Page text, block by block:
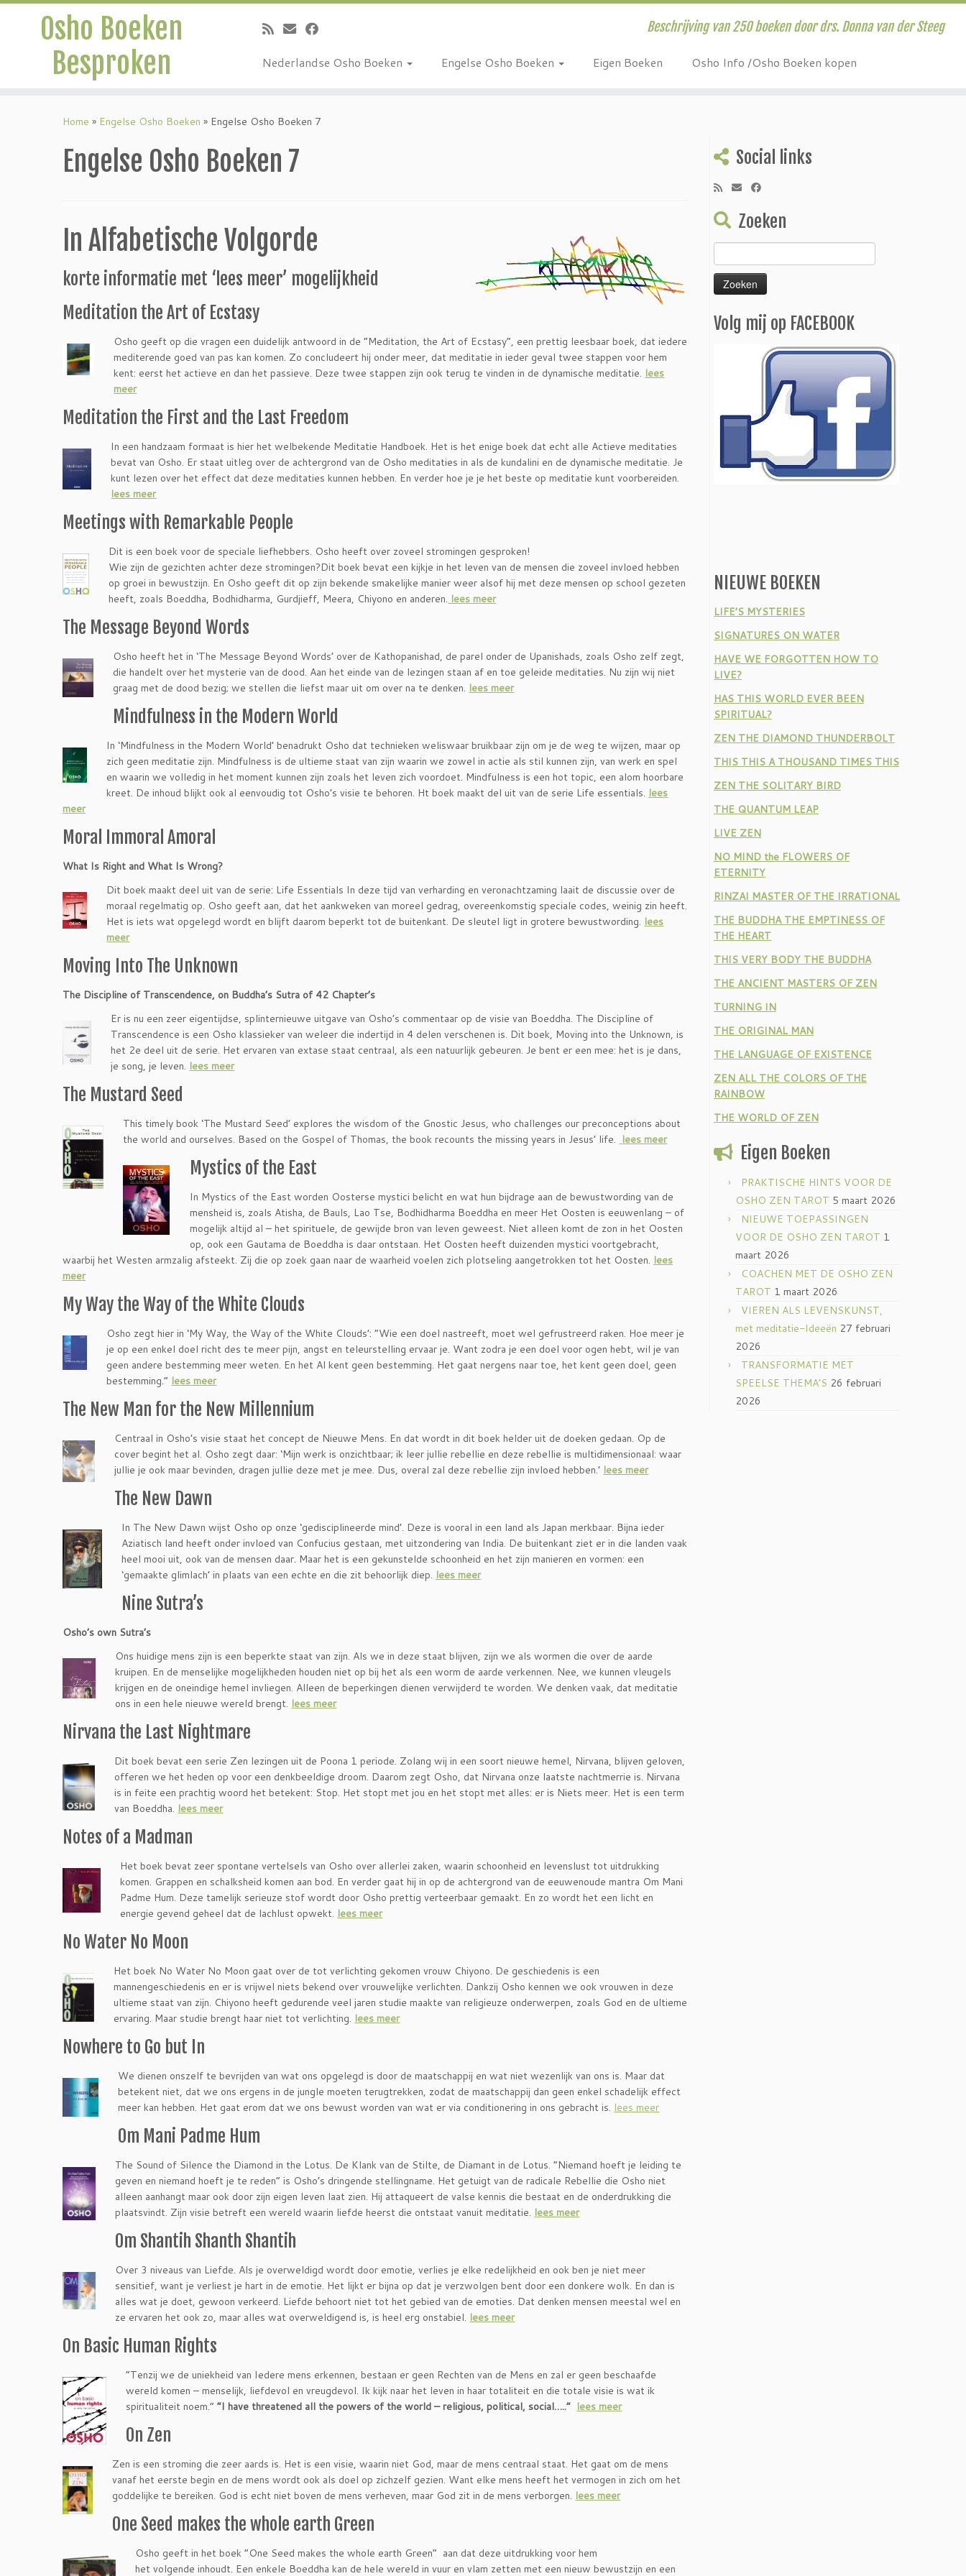
Osho Boeken
Besproken
Beschrijving van 250 boeken door drs. Donna van der Steeg
Nederlandse Osho Boeken Engelse Osho Boeken Eigen Boeken Osho Info /Osho Boeken kopen
Home » Engelse Osho Boeken » Engelse Osho Boeken 7
Engelse Osho Boeken 7
In Alfabetische Volgorde
korte informatie met ‘lees meer’ mogelijkheid
Meditation the Art of Ecstasy
Osho geeft op die vragen een duidelijk antwoord in de “Meditation, the Art of Ecstasy”, een prettig leesbaar boek, dat iedere
mediterende goed van pas kan komen. Zo concludeert hij onder meer, dat meditatie in ieder geval twee stappen voor hem
kent: eerst het actieve en dan het passieve. Deze twee stappen zijn ook terug te vinden in de dynamische meditatie. lees
meer
Meditation the First and the Last Freedom
In een handzaam formaat is hier het welbekende Meditatie Handboek. Het is het enige boek dat echt alle Actieve meditaties
bevat van Osho. Er staat uitleg over de achtergrond van de Osho meditaties in als de kundalini en de dynamische meditatie. Je
kunt lezen over het effect dat deze meditaties kunnen hebben. En verder hoe je je het beste op meditatie kunt voorbereiden.
lees meer
Meetings with Remarkable People
Dit is een boek voor de speciale liefhebbers. Osho heeft over zoveel stromingen gesproken!
Wie zijn de gezichten achter deze stromingen?Dit boek bevat een kijkje in het leven van de mensen die zoveel invloed hebben
op groei in bewustzijn. En Osho geeft dit op zijn bekende smakelijke manier weer alsof hij met deze mensen op school gezeten
heeft, zoals Boeddha, Bodhidharma, Gurdjieff, Meera, Chiyono en anderen. lees meer
The Message Beyond Words
Osho heeft het in ‘The Message Beyond Words’ over de Kathopanishad, de parel onder de Upanishads, zoals Osho zelf zegt,
die handelt over het mysterie van de dood. Aan het einde van de lezingen staan af en toe geleide meditaties. Nu zijn wij niet
graag met de dood bezig; we stellen die liefst maar uit om over na te denken. lees meer
Mindfulness in the Modern World
In ‘Mindfulness in the Modern World’ benadrukt Osho dat technieken weliswaar bruikbaar zijn om je de weg te wijzen, maar op
zich geen meditatie zijn. Mindfulness is de ultieme staat van zijn waarin we zowel in actie als stil kunnen zijn, van werk en spel
en waarin we volledig in het moment kunnen zijn zoals het leven zich voordoet. Mindfulness is een hot topic, een alom hoorbare
kreet. De inhoud blijkt ook al eenvoudig tot Osho’s visie te behoren. Ht boek maakt del uit van de serie Life essentials. lees
meer
Moral Immoral Amoral
What Is Right and What Is Wrong?
Dit boek maakt deel uit van de serie: Life Essentials In deze tijd van verharding en veronachtzaming laait de discussie over de
moraal regelmatig op. Osho geeft aan, dat het aankweken van moreel gedrag, overeenkomstig speciale codes, weinig zin heeft.
Het is iets wat opgelegd wordt en blijft daarom beperkt tot de buitenkant. De sleutel ligt in grotere bewustwording. lees
meer
Moving Into The Unknown
The Discipline of Transcendence, on Buddha’s Sutra of 42 Chapter’s
Er is nu een zeer eigentijdse, splinternieuwe uitgave van Osho’s commentaar op de visie van Boeddha. The Discipline of
Transcendence is een Osho klassieker van weleer die indertijd in 4 delen verschenen is. Dit boek, Moving into the Unknown, is
het 2e deel uit de serie. Het ervaren van extase staat centraal, als een natuurlijk gebeuren. Je bent er een mee: het is je dans,
je song, je leven. lees meer
The Mustard Seed
This timely book ‘The Mustard Seed’ explores the wisdom of the Gnostic Jesus, who challenges our preconceptions about
the world and ourselves. Based on the Gospel of Thomas, the book recounts the missing years in Jesus’ life. lees meer
Mystics of the East
In Mystics of the East worden Oosterse mystici belicht en wat hun bijdrage aan de bewustwording van de
mensheid is, zoals Atisha, de Bauls, Lao Tse, Bodhidharma Boeddha en meer Het Oosten is eeuwenlang – of
mogelijk altijd al – het spirituele, de gewijde bron van leven geweest. Niet alleen komt de zon in het Oosten
op, ook een Gautama de Boeddha is daar ontstaan. Het Oosten heeft duizenden mystici voortgebracht,
waarbij het Westen armzalig afsteekt. Zij die op zoek gaan naar de waarheid voelen zich plotseling aangetrokken tot het Oosten. lees
meer
My Way the Way of the White Clouds
Osho zegt hier in ‘My Way, the Way of the White Clouds’: “Wie een doel nastreeft, moet wel gefrustreerd raken. Hoe meer je
je op een enkel doel richt des te meer pijn, angst en teleurstelling ervaar je. Want zodra je een doel voor ogen hebt, wil je van
geen andere bestemming meer weten. En het Al kent geen bestemming. Het gaat nergens naar toe, het kent geen doel, geen
bestemming.” lees meer
The New Man for the New Millennium
Centraal in Osho’s visie staat het concept de Nieuwe Mens. En dat wordt in dit boek helder uit de doeken gedaan. Op de
cover begint het al. Osho zegt daar: ‘Mijn werk is onzichtbaar; ik leer jullie rebellie en deze rebellie is multidimensionaal: waar
jullie je ook maar bevinden, dragen jullie deze met je mee. Dus, overal zal deze rebellie zijn invloed hebben.’ lees meer
The New Dawn
In The New Dawn wijst Osho op onze ‘gedisciplineerde mind’. Deze is vooral in een land als Japan merkbaar. Bijna ieder
Aziatisch land heeft onder invloed van Confucius gestaan, met uitzondering van India. De buitenkant ziet er in die landen vaak
heel mooi uit, ook van de mensen daar. Maar het is een gekunstelde schoonheid en het zijn manieren en vormen: een
‘gemaakte glimlach’ in plaats van een echte en die zit behoorlijk diep. lees meer
Nine Sutra’s
Osho’s own Sutra’s
Ons huidige mens zijn is een beperkte staat van zijn. Als we in deze staat blijven, zijn we als wormen die over de aarde
kruipen. En de menselijke mogelijkheden houden niet op bij het als een worm de aarde verkennen. Nee, we kunnen vleugels
krijgen en de oneindige hemel invliegen. Alleen de beperkingen dienen verwijderd te worden. We denken vaak, dat meditatie
ons in een hele nieuwe wereld brengt. lees meer
Nirvana the Last Nightmare
Dit boek bevat een serie Zen lezingen uit de Poona 1 periode. Zolang wij in een soort nieuwe hemel, Nirvana, blijven geloven,
offeren we het heden op voor een denkbeeldige droom. Daarom zegt Osho, dat Nirvana onze laatste nachtmerrie is. Nirvana
is in feite een prachtig woord het betekent: Stop. Het stopt met jou en het stopt met alles: er is Niets meer. Het is een term
van Boeddha. lees meer
Notes of a Madman
Het boek bevat zeer spontane vertelsels van Osho over allerlei zaken, waarin schoonheid en levenslust tot uitdrukking
komen. Grappen en schalksheid komen aan bod. En verder gaat hij in op de achtergrond van de eeuwenoude mantra Om Mani
Padme Hum. Deze tamelijk serieuze stof wordt door Osho prettig verteerbaar gemaakt. En zo wordt het een licht en
energie gevend geheel dat de lachlust opwekt. lees meer
No Water No Moon
Het boek No Water No Moon gaat over de tot verlichting gekomen vrouw Chiyono. De geschiedenis is een
mannengeschiedenis en er is vrijwel niets bekend over vrouwelijke verlichten. Dankzij Osho kennen we ook vrouwen in deze
ultieme staat van zijn. Chiyono heeft gedurende veel jaren studie maakte van religieuze onderwerpen, zoals God en de ultieme
ervaring. Maar studie brengt haar niet tot verlichting. lees meer
Nowhere to Go but In
We dienen onszelf te bevrijden van wat ons opgelegd is door de maatschappij en wat niet wezenlijk van ons is. Maar dat
betekent niet, dat we ons ergens in de jungle moeten terugtrekken, zodat de maatschappij dan geen enkel schadelijk effect
meer kan hebben. Het gaat erom dat we ons bewust worden van wat er via conditionering in ons gebracht is. lees meer
Om Mani Padme Hum
The Sound of Silence the Diamond in the Lotus. De Klank van de Stilte, de Diamant in de Lotus. “Niemand hoeft je leiding te
geven en niemand hoeft je te reden” is Osho’s dringende stellingname. Het getuigt van de radicale Rebellie die Osho niet
alleen aanhangt maar ook door zijn eigen leven laat zien. Hij attaqueert de valse kennis die bestaat en de onderdrukking die
plaatsvindt. Zijn visie betreft een wereld waarin liefde heerst die ontstaat vanuit meditatie. lees meer
Om Shantih Shanth Shantih
Over 3 niveaus van Liefde. Als je overweldigd wordt door emotie, verlies je elke redelijkheid en ook ben je niet meer
sensitief, want je verliest je hart in de emotie. Het lijkt er bijna op dat je verzwolgen bent door een donkere wolk. En dan is
alles wat je doet, gewoon verkeerd. Liefde behoort niet tot het gebied van de emoties. Dat denken mensen meestal wel en
ze ervaren het ook zo, maar alles wat overweldigend is, is heel erg onstabiel. lees meer
On Basic Human Rights
“Tenzij we de uniekheid van Iedere mens erkennen, bestaan er geen Rechten van de Mens en zal er geen beschaafde
wereld komen – menselijk, liefdevol en vreugdevol. Ik kijk naar het leven in haar totaliteit en die totale visie is wat ik
spiritualiteit noem.”“I have threatened all the powers of the world – religious, political, social…..” lees meer
On Zen
Zen is een stroming die zeer aards is. Het is een visie, waarin niet God, maar de mens centraal staat. Het gaat om de mens
vanaf het eerste begin en de mens wordt ook als doel op zichzelf gezien. Want elke mens heeft het vermogen in zich om het
goddelijke te bereiken. God is echt niet boven de mens verheven, maar God zit in de mens verborgen. lees meer
One Seed makes the whole earth Green
Osho geeft in het boek “One Seed makes the whole earth Green” aan dat deze uitdrukking voor hem
het volgende inhoudt. Een enkele Boeddha kan de hele wereld in vuur en vlam zetten met een nieuw bewustzijn en een
Social links
Zoeken
naar:
Volg mij op FACEBOOK
NIEUWE BOEKEN
LIFE’S MYSTERIES
SIGNATURES ON WATER
HAVE WE FORGOTTEN HOW TO
LIVE?
HAS THIS WORLD EVER BEEN
SPIRITUAL?
ZEN THE DIAMOND THUNDERBOLT
THIS THIS A THOUSAND TIMES THIS
ZEN THE SOLITARY BIRD
THE QUANTUM LEAP
LIVE ZEN
NO MIND the FLOWERS OF
ETERNITY
RINZAI MASTER OF THE IRRATIONAL
THE BUDDHA THE EMPTINESS OF
THE HEART
THIS VERY BODY THE BUDDHA
THE ANCIENT MASTERS OF ZEN
TURNING IN
THE ORIGINAL MAN
THE LANGUAGE OF EXISTENCE
ZEN ALL THE COLORS OF THE
RAINBOW
THE WORLD OF ZEN
Eigen Boeken
PRAKTISCHE HINTS VOOR DE
OSHO ZEN TAROT 5 maart 2026
NIEUWE TOEPASSINGEN
VOOR DE OSHO ZEN TAROT 1
maart 2026
COACHEN MET DE OSHO ZEN
TAROT 1 maart 2026
VIEREN ALS LEVENSKUNST,
met meditatie-Ideeën 27 februari
2026
TRANSFORMATIE MET
SPEELSE THEMA’S 26 februari
2026